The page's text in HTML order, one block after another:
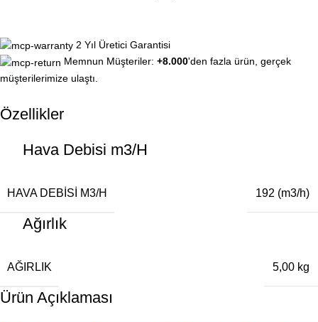
2 Yıl Üretici Garantisi
Memnun Müşteriler: +8.000'den fazla ürün, gerçek
müşterilerimize ulaştı.
Özellikler
Hava Debisi m3/H
HAVA DEBISI M3/H 192 (m3/h)
Ağırlık
AĞIRLIK 5,00 kg
Ürün Açıklaması